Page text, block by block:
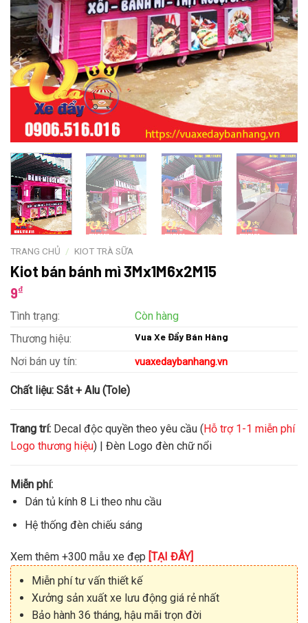
TRANG CHỦ / KIOT TRÀ SỮA
Kiot bán bánh mì 3Mx1M6x2M15
9₫
Tình trạng:
Còn hàng
Thương hiệu:
Vua Xe Đẩy Bán Hàng
Nơi bán uy tín: vuaxedaybanhang.vn
Chất liệu: Sắt + Alu (Tole)
Trang trí: Decal độc quyền theo yêu cầu (Hỗ trợ 1-1 miễn phí
Logo thương hiệu) | Đèn Logo đèn chữ nổi
Miễn phí:
Dán tủ kính 8 Li theo nhu cầu
Hệ thống đèn chiếu sáng
Xem thêm +300 mẫu xe đẹp [TẠI ĐÂY]
Miễn phí tư vấn thiết kế
Xưởng sản xuất xe lưu động giá rẻ nhất
Bảo hành 36 tháng, hậu mãi trọn đời